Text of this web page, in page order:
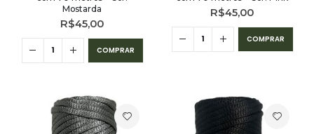
Mostarda
R$45,00
COMPRAR
R$45,00
COMPRAR